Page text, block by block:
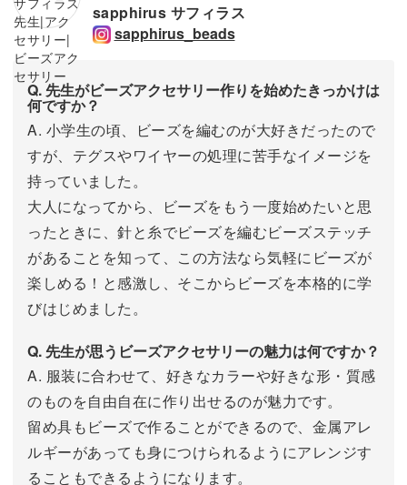
sapphirus サフィラス
sapphirus_beads
Q. 先生がビーズアクセサリー作りを始めたきっかけは
何ですか？
A. 小学生の頃、ビーズを編むのが大好きだったので
すが、テグスやワイヤーの処理に苦手なイメージを
持っていました。
大人になってから、ビーズをもう一度始めたいと思
ったときに、針と糸でビーズを編むビーズステッチ
があることを知って、この方法なら気軽にビーズが
楽しめる！と感激し、そこからビーズを本格的に学
びはじめました。
Q. 先生が思うビーズアクセサリーの魅力は何ですか？
A. 服装に合わせて、好きなカラーや好きな形・質感
のものを自由自在に作り出せるのが魅力です。
留め具もビーズで作ることができるので、金属アレ
ルギーがあっても身につけられるようにアレンジす
ることもできるようになります。